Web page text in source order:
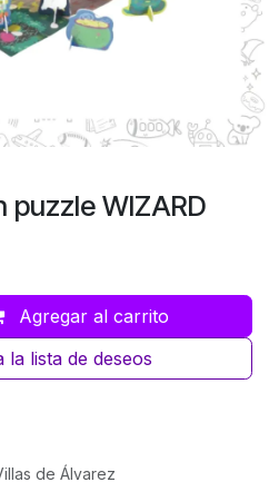
puzzle WIZARD
Agregar al carrito
la lista de deseos
de Álvarez